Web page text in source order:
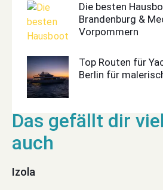
Die besten
Brandenburg &
Vorpommern
Top Routen für
Berlin für
Izola